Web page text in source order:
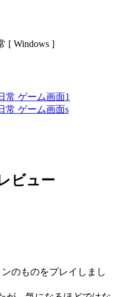
[ Windows ]
ビュー
のものをプレイしまし